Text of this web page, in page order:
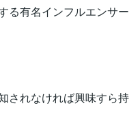
る有名インフルエンサー
されなければ興味すら持